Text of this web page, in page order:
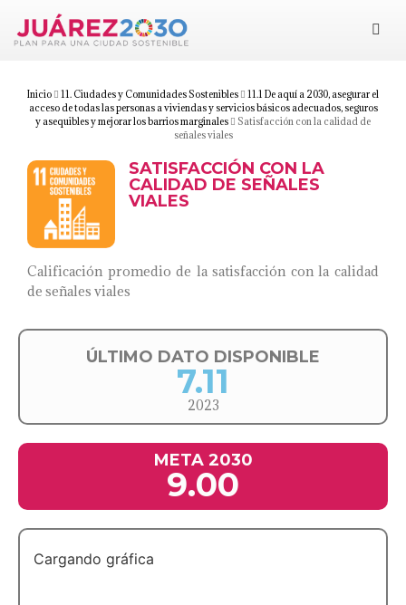
Objetivos
Documentos
Inicio 11. Ciudades y Comunidades Sostenibles
11.1 De aquí a 2030, asegurar el
acceso de todas las personas a viviendas y servicios básicos adecuados, seguros
y asequibles y mejorar los barrios marginales
Satisfacción con la calidad de
señales viales
SATISFACCIÓN CON LA
CALIDAD DE SEÑALES
VIALES
Calificación promedio de la satisfacción con la calidad
de señales viales
ÚLTIMO DATO DISPONIBLE
7.11
2023
META 2030
9.00
Cargando gráfica